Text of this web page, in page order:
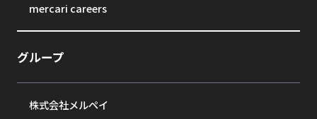
mercari careers
グループ
株式会社メルペイ